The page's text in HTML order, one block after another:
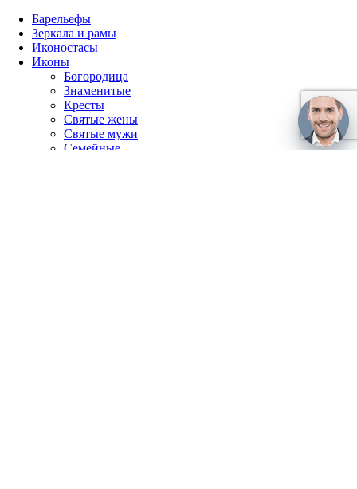
Барельефы
Зеркала и рамы
Иконостасы
Иконы
Богородица
Знаменитые
Кресты
Святые жены
Святые мужи
Семейные